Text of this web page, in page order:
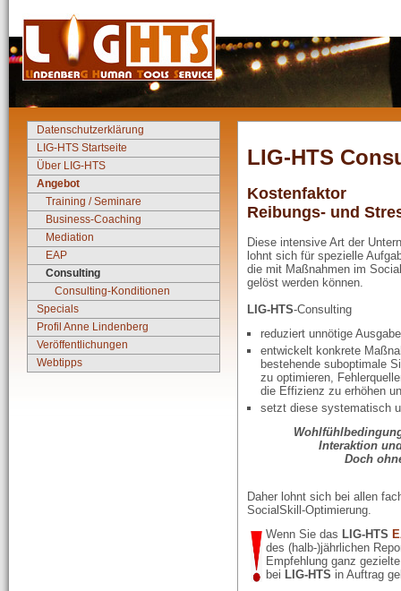
Datenschutzerklärung
LIG-HTS Startseite
Über LIG-HTS
Angebot
Training / Seminare
Business-Coaching
Mediation
EAP
Consulting
Consulting-Konditionen
Specials
Profil Anne Lindenberg
Veröffentlichungen
Webtipps
LIG-HTS
Kostenfaktor
Reibungs- und
Diese intensive Art der
lohnt sich für spezielle
die mit Maßnahmen im
gelöst werden können.
LIG-HTS-Consulting
reduziert unnötige
entwickelt konkrete
bestehende suboptimale
zu optimieren,
die Effizienz zu erhöhen
setzt diese systematisch
Interaktion
Doch
Daher lohnt sich bei allen
SocialSkill-Optimierung.
Wenn Sie das LIG-HTS
des (halb-)jährlichen
Empfehlung ganz
bei LIG-HTS in Auftrag